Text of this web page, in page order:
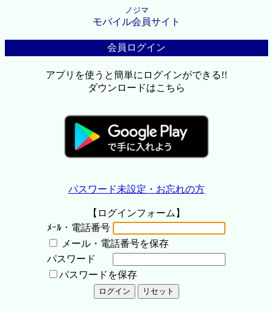
ノジマ
モバイル会員サイト
会員ログイン
アプリを使うと簡単にログインができる!!
ダウンロードはこちら
パスワード未設定・お忘れの方
【ログインフォーム】
ﾒｰﾙ・電話番号
メール・電話番号を保存
パスワード
パスワードを保存